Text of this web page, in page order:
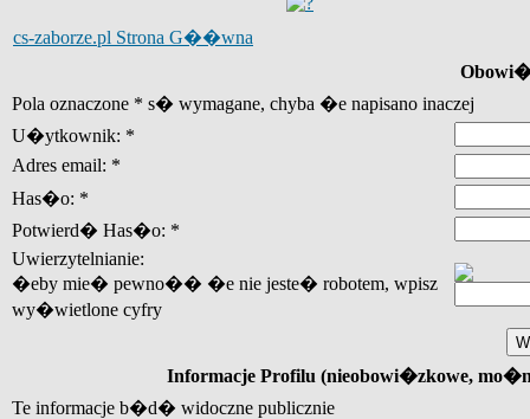
cs-zaborze.pl Strona G��wna
Pola oznaczone * s� wymagane, chyba �e napisano inaczej
U�ytkownik: *
Adres email: *
Has�o: *
Potwierd� Has�o: *
Uwierzytelnianie:
�eby mie� pewno�� �e nie jeste� robotem, wpisz
wy�wietlone cyfry
Informacje Profilu (nieobowi�zkowe,
Te informacje b�d� widoczne publicznie